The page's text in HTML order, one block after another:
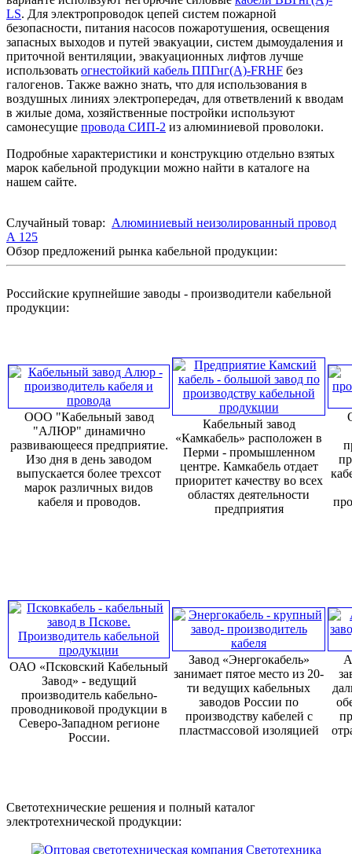
LS. Для электропроводок цепей систем пожарной
безопасности, питания насосов пожаротушения, освещения
запасных выходов и путей эвакуации, систем дымоудаления и
приточной вентиляции, эвакуационных лифтов лучше
использовать огнестойкий кабель ППГнг(А)-FRHF без
галогенов. Также важно знать, что для использования в
воздушных линиях электропередач, для ответвлений к вводам
в жилые дома, хозяйственные постройки используют
самонесущие провода СИП-2 из алюминиевой проволоки.
Подробные характеристики и конструкцию отдельно взятых
марок кабельной продукции можно найти в каталоге на
нашем сайте.
Случайный товар: Алюминиевый неизолированный провод
А 125
Обзор предложений рынка кабельной продукции:
Российские крупнейшие заводы - производители кабельной
продукции:
ООО "Кабельный завод
"АЛЮР" динамично
развивающееся предприятие.
Изо дня в день заводом
выпускается более трехсот
марок различных видов
кабеля и проводов.
Кабельный завод
«Камкабель» расположен в
Перми - промышленном
центре. Камкабель отдает
приоритет качеству во всех
областях деятельности
предприятия
ОАО «Псковский Кабельный
Завод» - ведущий
производитель кабельно-
проводниковой продукции в
Северо-Западном регионе
России.
Завод «Энергокабель»
занимает пятое место из 20-
ти ведущих кабельных
заводов России по
производству кабелей с
пластмассовой изоляцией
Светотехнические решения и полный каталог
электротехнической продукции: